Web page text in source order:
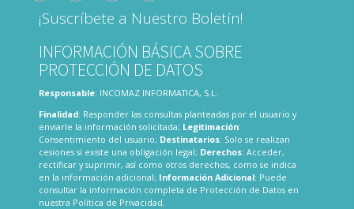
¡Suscríbete a Nuestro Boletín!
INFORMACIÓN BÁSICA SOBRE
PROTECCIÓN DE DATOS
Responsable: INCOMAZ INFORMATICA, S.L.
Finalidad: Responder las consultas planteadas por el usuario y
enviarle la información solicitada; Legitimación:
Consentimiento del usuario; Destinatarios: Solo se realizan
cesiones si existe una obligación legal; Derechos: Acceder,
rectificar y suprimir, así como otros derechos, como se indica
en la información adicional; Información Adicional: Puede
consultar la información completa de Protección de Datos en
nuestra Política de Privacidad